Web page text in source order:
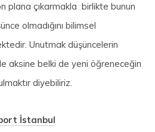
plana çıkarmakla birlikte bunun
olmadığını bilimsel
Unutmak düşüncelerin
aksine belki de yeni öğreneceğin
diyebiliriz.
İstanbul